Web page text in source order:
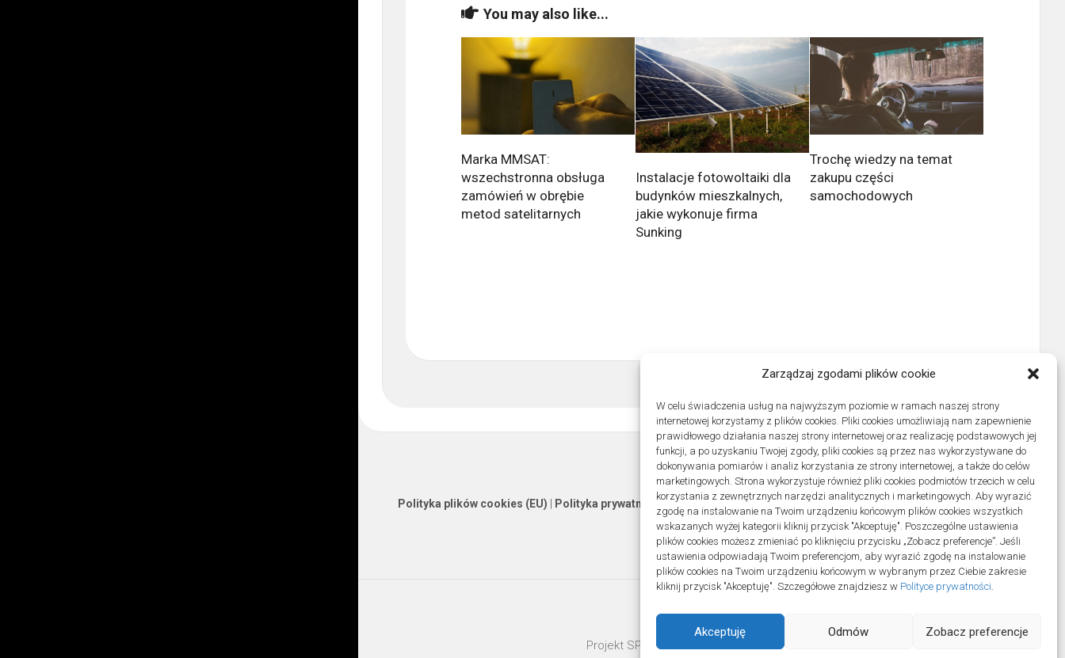
Zarządzaj zgodami plików cookie
W celu świadczenia usług na najwyższym poziomie w ramach naszej strony
internetowej korzystamy z plików cookies. Pliki cookies umożliwiają nam zapewnienie
prawidłowego działania naszej strony internetowej oraz realizację podstawowych jej
funkcji, a po uzyskaniu Twojej zgody, pliki cookies są przez nas wykorzystywane do
dokonywania pomiarów i analiz korzystania ze strony internetowej, a także do celów
marketingowych. Strona wykorzystuje również pliki cookies podmiotów trzecich w celu
korzystania z zewnętrznych narzędzi analitycznych i marketingowych. Aby wyrazić
zgodę na instalowanie na Twoim urządzeniu końcowym plików cookies wszystkich
wskazanych wyżej kategorii kliknij przycisk "Akceptuję". Poszczególne ustawienia
plików cookies możesz zmieniać po kliknięciu przycisku „Zobacz preferencje”. Jeśli
ustawienia odpowiadają Twoim preferencjom, aby wyrazić zgodę na instalowanie
plików cookies na Twoim urządzeniu końcowym w wybranym przez Ciebie zakresie
kliknij przycisk "Akceptuję". Szczegółowe znajdziesz w Polityce prywatności.
Akceptuję Odmów Zobacz preferencje
You may also like...
Marka MMSAT:
wszechstronna obsługa
zamówień w obrębie
metod satelitarnych
Instalacje fotowoltaiki dla
budynków mieszkalnych,
jakie wykonuje firma
Sunking
Trochę wiedzy na temat
zakupu części
samochodowych
Polityka plików cookies (EU) Polityka prywatności
Projekt SPOZ © 2026. All Rights Reserved.